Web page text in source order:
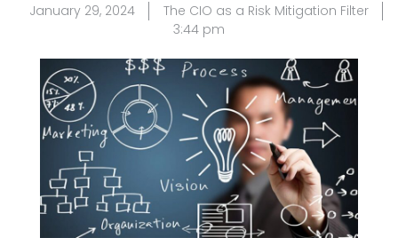
January 29, 2024
The CIO as a Risk Mitigation Filter
3:44 pm